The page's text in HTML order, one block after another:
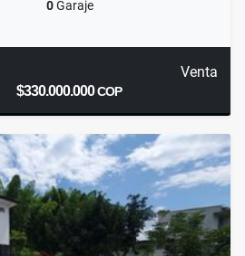
0Garaje
Venta
$330.000.000COP